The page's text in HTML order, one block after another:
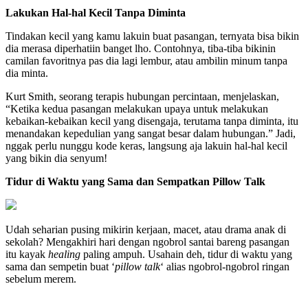
Lakukan Hal-hal Kecil Tanpa Diminta
Tindakan kecil yang kamu lakuin buat pasangan, ternyata bisa bikin
dia merasa diperhatiin banget lho. Contohnya, tiba-tiba bikinin
camilan favoritnya pas dia lagi lembur, atau ambilin minum tanpa
dia minta.
Kurt Smith, seorang terapis hubungan percintaan, menjelaskan,
“Ketika kedua pasangan melakukan upaya untuk melakukan
kebaikan-kebaikan kecil yang disengaja, terutama tanpa diminta, itu
menandakan kepedulian yang sangat besar dalam hubungan.” Jadi,
nggak perlu nunggu kode keras, langsung aja lakuin hal-hal kecil
yang bikin dia senyum!
Tidur di Waktu yang Sama dan Sempatkan Pillow Talk
Udah seharian pusing mikirin kerjaan, macet, atau drama anak di
sekolah? Mengakhiri hari dengan ngobrol santai bareng pasangan
itu kayak healing paling ampuh. Usahain deh, tidur di waktu yang
sama dan sempetin buat ‘pillow talk‘ alias ngobrol-ngobrol ringan
sebelum merem.